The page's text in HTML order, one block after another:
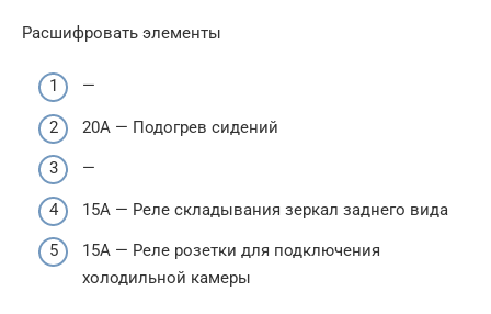
Расшифровать элементы
—
20А — Подогрев сидений
—
15А — Реле складывания зеркал заднего вида
15А — Реле розетки для подключения
холодильной камеры